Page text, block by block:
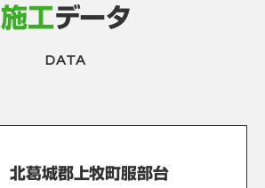
施工データ
DATA
北葛城郡上牧町服部台